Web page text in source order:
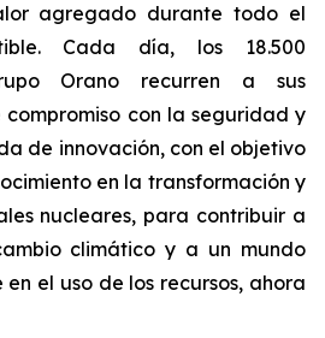
agregado durante todo el
Cada día, los 18.500
Orano recurren a sus
compromiso con la seguridad y
de innovación, con el objetivo
en la transformación y
nucleares, para contribuir a
climático y a un mundo
el uso de los recursos, ahora